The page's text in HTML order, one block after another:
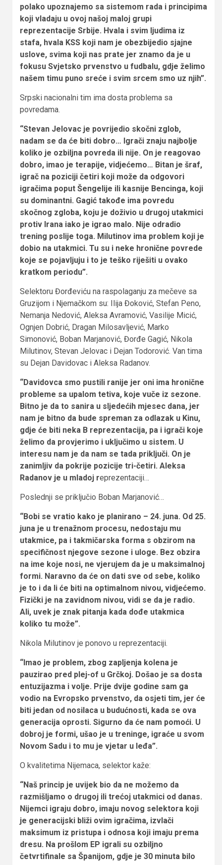
polako upoznajemo sa sistemom rada i principima
koji vladaju u ovoj našoj maloj grupi
reprezentacije Srbije. Hvala i svim ljudima iz
stafa, hvala KSS koji nam je obezbijedio sjajne
uslove, svima koji nas prate jer znamo da je u
fokusu Svjetsko prvenstvo u fudbalu, gdje želimo
našem timu puno sreće i svim srcem smo uz njih”.
Srpski nacionalni tim ima dosta problema sa
povredama.
“Stevan Jelovac je povrijedio skočni zglob,
nadam se da će biti dobro… Igrači znaju najbolje
koliko je ozbiljna povreda ili nije. On je reagovao
dobro, imao je terapije, vidjećemo… Bitan je šraf,
igrač na poziciji četiri koji može da odgovori
igračima poput Šengelije ili kasnije Bencinga, koji
su dominantni. Gagić takođe ima povredu
skočnog zgloba, koju je doživio u drugoj utakmici
protiv Irana iako je igrao malo. Nije odradio
trening poslije toga. Milutinov ima problem koji je
dobio na utakmici. Tu su i neke hronične povrede
koje se pojavljuju i to je teško riješiti u ovako
kratkom periodu”.
Selektoru Đorđeviću na raspolaganju za mečeve sa
Gruzijom i Njemačkom su: Ilija Đoković, Stefan Peno,
Nemanja Nedović, Aleksa Avramović, Vasilije Micić,
Ognjen Dobrić, Dragan Milosavljević, Marko
Simonović, Boban Marjanović, Đorđe Gagić, Nikola
Milutinov, Stevan Jelovac i Dejan Todorović. Van tima
su Dejan Davidovac i Aleksa Radanov.
“Davidovca smo pustili ranije jer oni ima hronične
probleme sa upalom tetiva, koje vuče iz sezone.
Bitno je da to sanira u sljedećih mjesec dana, jer
nam je bitno da bude spreman za odlazak u Kinu,
gdje će biti neka B reprezentacija, pa i igrači koje
želimo da provjerimo i uključimo u sistem. U
interesu nam je da nam se tada priključi. On je
zanimljiv da pokrije pozicije tri-četiri. Aleksa
Radanov je u mladoj reprezentaciji…
Poslednji se priključio Boban Marjanović…
“Bobi se vratio kako je planirano – 24. juna. Od 25.
juna je u trenažnom procesu, nedostaju mu
utakmice, pa i takmičarska forma s obzirom na
specifičnost njegove sezone i uloge. Bez obzira
na ime koje nosi, ne vjerujem da je u maksimalnoj
formi. Naravno da će on dati sve od sebe, koliko
je to i da li će biti na optimalnom nivou, vidjećemo.
Fizički je na zavidnom nivou, vidi se da je radio.
Ali, uvek je znak pitanja kada dođe utakmica
koliko tu može”.
Nikola Milutinov je ponovo u reprezentaciji.
“Imao je problem, zbog zapljenja kolena je
pauzirao pred plej-of u Grčkoj. Došao je sa dosta
entuzijazma i volje. Prije dvije godine sam ga
vodio na Evropsko prvenstvo, da osjeti tim, jer će
biti jedan od nosilaca u budućnosti, kada se ova
generacija oprosti. Sigurno da će nam pomoći. U
dobroj je formi, ušao je u treninge, igraće u svom
Novom Sadu i to mu je vjetar u leđa”.
O kvalitetima Nijemaca, selektor kaže:
“Naš princip je uvijek bio da ne možemo da
razmišljamo o drugoj ili trećoj utakmici od danas.
Nijemci igraju dobro, imaju novog selektora koji
je generacijski bliži ovim igračima, izvlači
maksimum iz pristupa i odnosa koji imaju prema
dresu. Na prošlom EP igrali su ozbiljno
četvrtifinale sa Španijom, gdje je 30 minuta bilo